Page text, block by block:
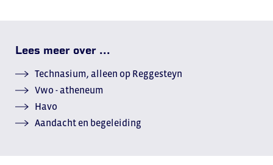
Lees meer over ...
Technasium, alleen op Reggesteyn
Vwo - atheneum
Havo
Aandacht en begeleiding